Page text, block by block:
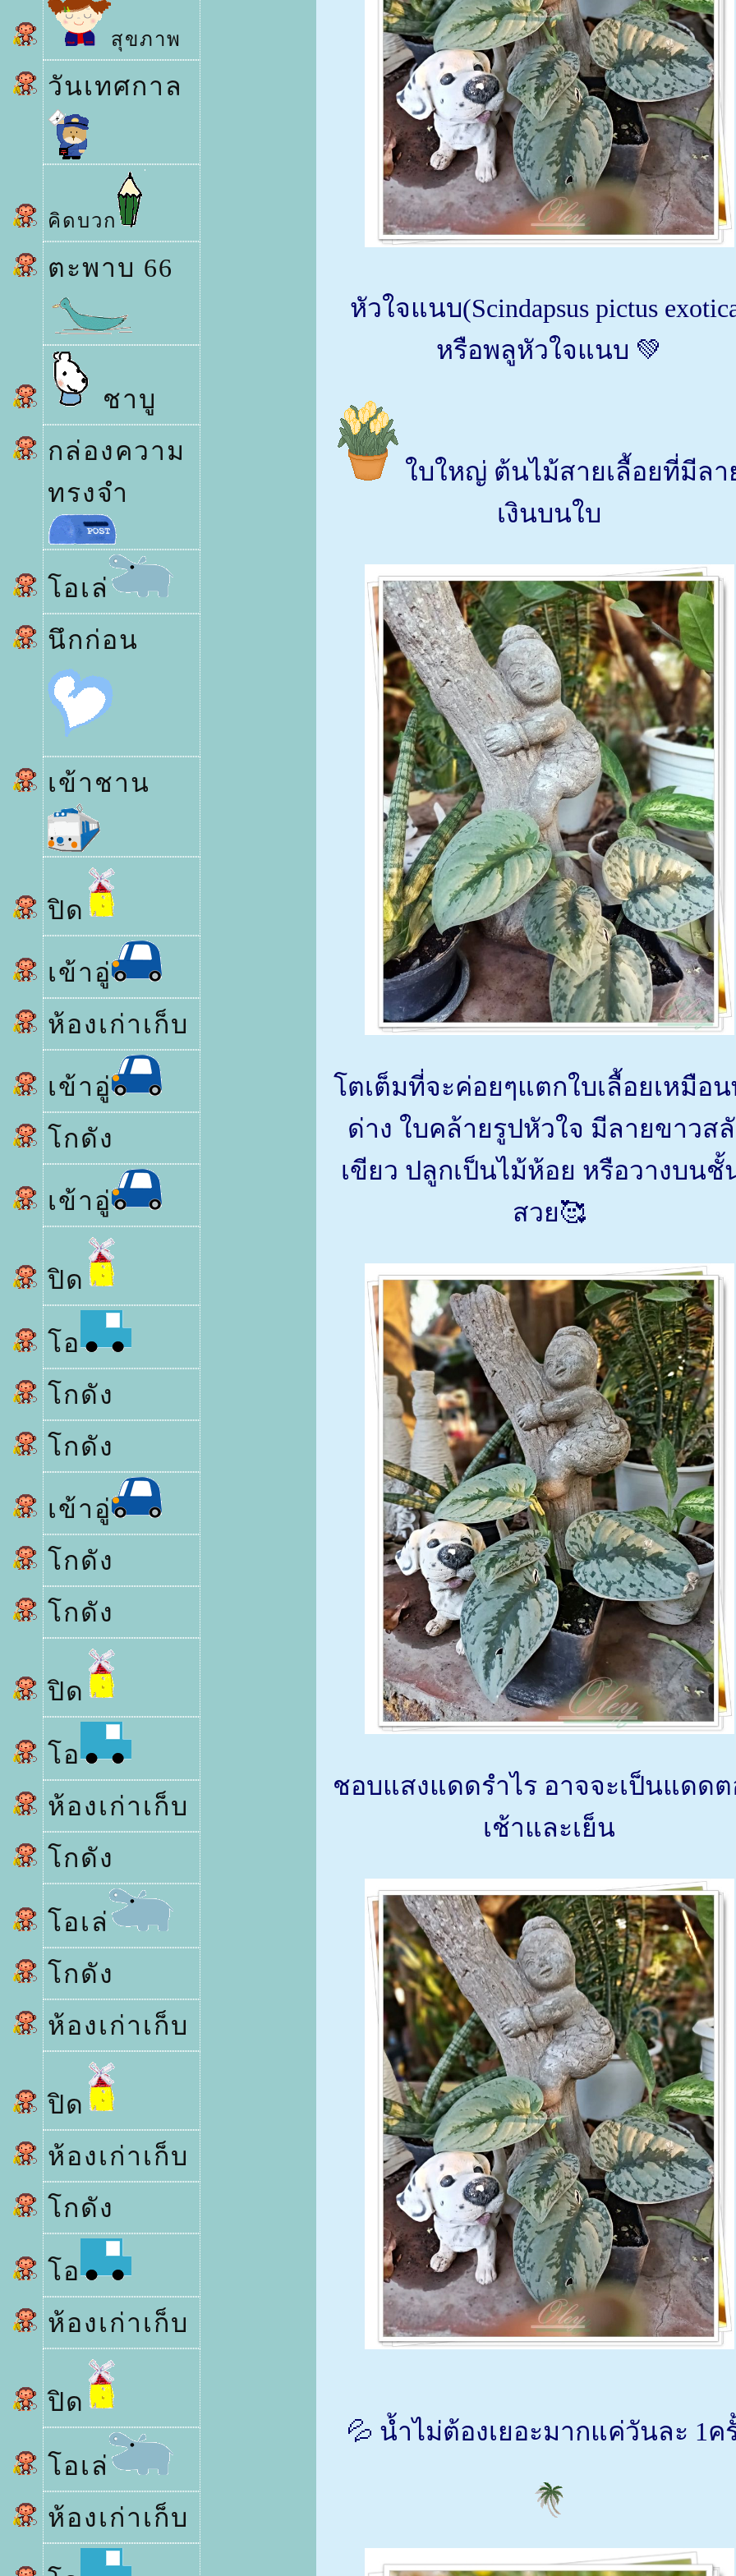
สุขภาพ
วันเทศกาล
คิดบวก
ตะพาบ 66
ชาบู
กล่องความ
ทรงจำ
อเล่
นึกก่อน
เข้าชาน
ปิด
เข้าอู่
ห้องเก่าเก็บ
เข้าอู่
กดัง
เข้าอู่
ปิด
อ
กดัง
กดัง
เข้าอู่
กดัง
กดัง
ปิด
อ
ห้องเก่าเก็บ
กดัง
อเล่
กดัง
ห้องเก่าเก็บ
ปิด
ห้องเก่าเก็บ
กดัง
อ
ห้องเก่าเก็บ
ปิด
อเล่
ห้องเก่าเก็บ
หัวใจแนบ(Scindapsus pictus
หรือ‬พลูหัวใจแนบ 💚
บใหญ่ ต้นไม้สายเลื้อยที่มีลา
เงินบนใบ
ตเต็มที่จะค่อยๆแตกใบเลื้อยเหมือ
ด่าง ใบคล้ายรูปหัวใจ มีลายขาวส
เขียว ปลูกเป็นไม้ห้อย หรือวางบนชั้
สวย🥰
ชอบแสงแดดรำไร อาจจะเป็นแดด
เช้าและเย็น
💦 น้ำไม่ต้องเยอะมากแค่วันละ 1ค